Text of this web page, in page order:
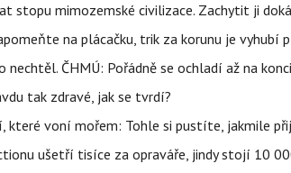
stopu mimozemské civilizace. Zachytit ji
na plácačku, trik za korunu je vyhubí
nechtěl. ČHMÚ: Pořádně se ochladí až na
tak zdravé, jak se tvrdí?
které voní mořem: Tohle si pustíte, jakmile
ušetří tisíce za opraváře, jindy stojí 10